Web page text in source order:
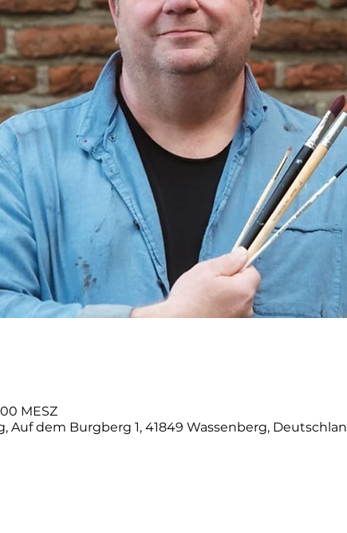
MESZ
Auf dem Burgberg 1, 41849 Wassenberg,